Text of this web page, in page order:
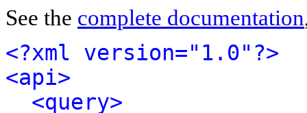
See the complete documentation
<?xml version="1.0"?>
<api>
<query>